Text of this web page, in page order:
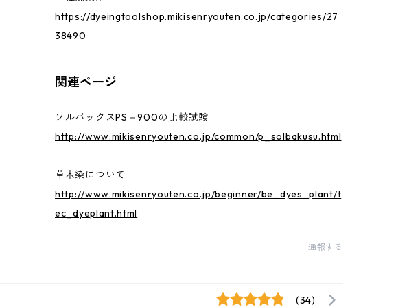
https://dyeingtoolshop.mikisenryouten.co.jp/categories/27
38490
関連ページ
ソルバックスPS－900の比較試験
http://www.mikisenryouten.co.jp/common/p_solbakusu.html
草木染について
http://www.mikisenryouten.co.jp/beginner/be_dyes_plant/t
ec_dyeplant.html
通報する
(34)